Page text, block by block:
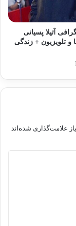
آتیلا پسیانی
و تلویزیون + زندگی
علامت‌گذاری شده‌اند